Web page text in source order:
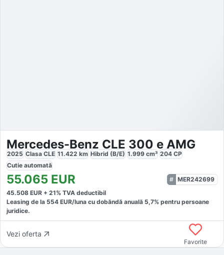
Mercedes-Benz CLE 300 e AMG
2025 Clasa CLE 11.422 km Hibrid (B/E) 1.999 cm³ 204 CP
Cutie automată
55.065 EUR
MER242699
45.508 EUR + 21% TVA deductibil
Leasing de la 554 EUR/luna cu dobăndă anuală 5,7% pentru persoane
juridice.
Vezi oferta
Favorite